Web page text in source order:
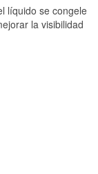
líquido se congele
la visibilidad